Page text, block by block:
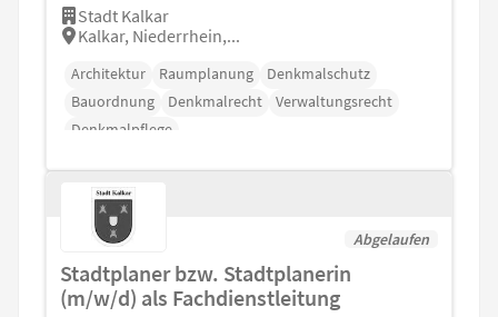
Stadt Kalkar
Kalkar, Niederrhein,...
Architektur Raumplanung
Denkmalschutz
Bauordnung
Denkmalrecht
Verwaltungsrecht
Denkmalpflege
Abgelaufen
Stadtplaner bzw. Stadtplanerin
(m/w/d) als Fachdienstleitung